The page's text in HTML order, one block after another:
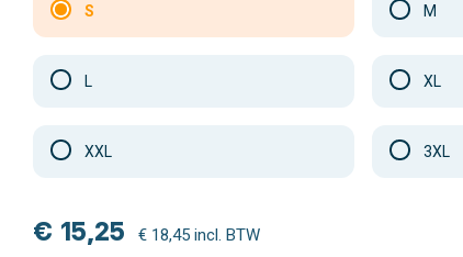
S M
L XL
XXL 3XL
€ 15,25 € 18,45 incl. BTW